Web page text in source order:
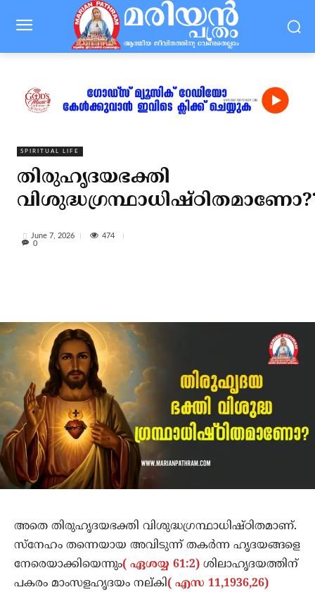
SPIRITUAL LIFE
തിരുഹൃദയഭക്തി
June 7, 2026
474
0
അതെ തിരുഹൃദയഭക്തി വിശുദ്ധഗ്രന്ഥാധിഷ്ഠിതമാണ്.
സ്‌നേഹം തന്നെയായ അവിടുന്ന് തകര്‍ന്ന ഹൃദയങ്ങളെ
നേരെയാക്കിയെന്നും( ഏശയ്യ 61:2) ശിലാഹൃദയത്തിന്
പകരം മാംസളഹൃദയം നല്കി( എസ 11,1936,26)